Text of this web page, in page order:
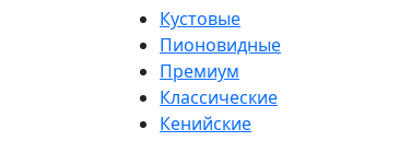
Кустовые
Пионовидные
Премиум
Классические
Кенийские